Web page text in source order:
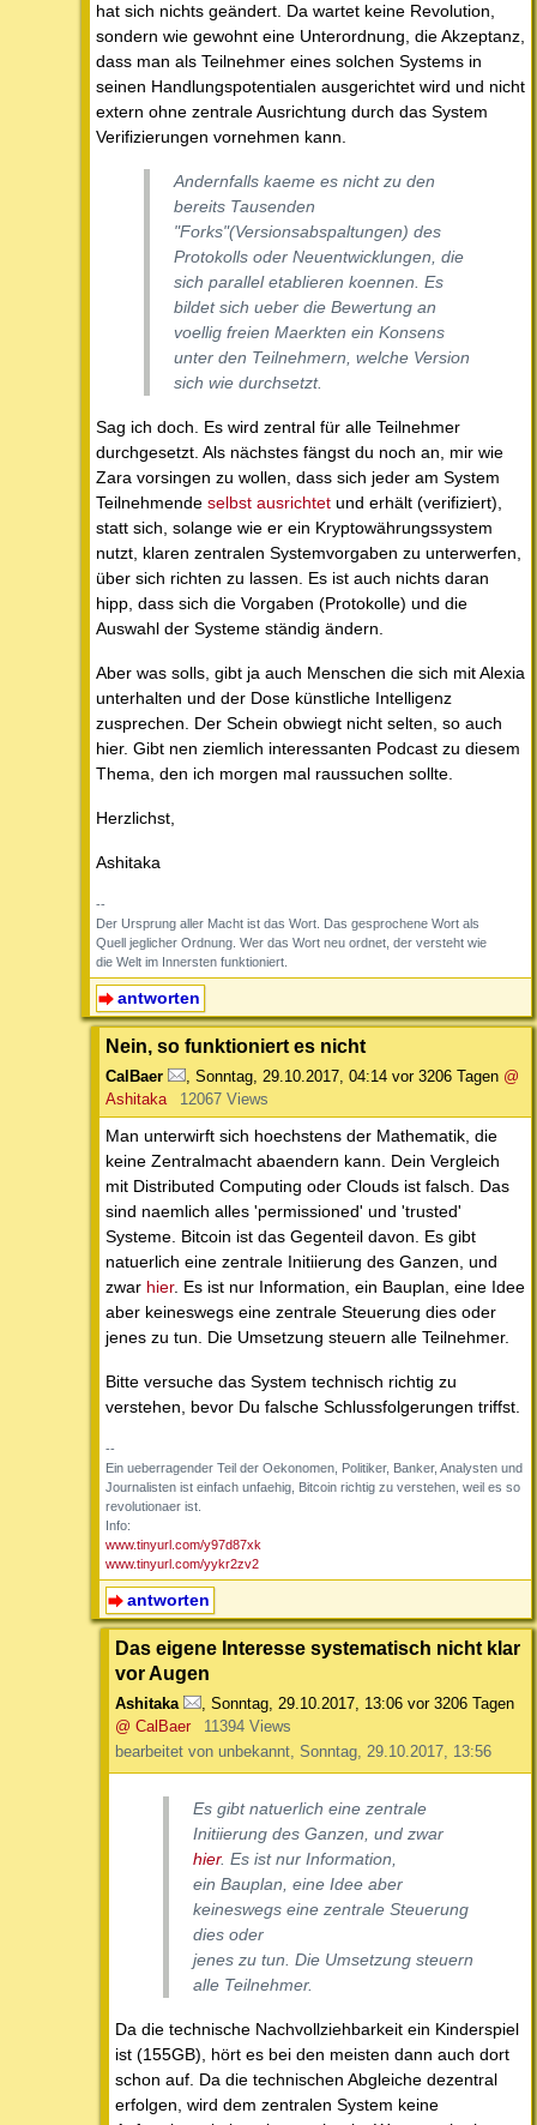
hat sich nichts geändert. Da wartet keine Revolution,
sondern wie gewohnt eine Unterordnung, die Akzeptanz,
dass man als Teilnehmer eines solchen Systems in
seinen Handlungspotentialen ausgerichtet wird und nicht
extern ohne zentrale Ausrichtung durch das System
Verifizierungen vornehmen kann.
Andernfalls kaeme es nicht zu den
bereits Tausenden
"Forks"(Versionsabspaltungen) des
Protokolls oder Neuentwicklungen, die
sich parallel etablieren koennen. Es
bildet sich ueber die Bewertung an
voellig freien Maerkten ein Konsens
unter den Teilnehmern, welche Version
sich wie durchsetzt.
Sag ich doch. Es wird zentral für alle Teilnehmer
durchgesetzt. Als nächstes fängst du noch an, mir wie
Zara vorsingen zu wollen, dass sich jeder am System
Teilnehmende selbst ausrichtet und erhält (verifiziert),
statt sich, solange wie er ein Kryptowährungssystem
nutzt, klaren zentralen Systemvorgaben zu unterwerfen,
über sich richten zu lassen. Es ist auch nichts daran
hipp, dass sich die Vorgaben (Protokolle) und die
Auswahl der Systeme ständig ändern.
Aber was solls, gibt ja auch Menschen die sich mit Alexia
unterhalten und der Dose künstliche Intelligenz
zusprechen. Der Schein obwiegt nicht selten, so auch
hier. Gibt nen ziemlich interessanten Podcast zu diesem
Thema, den ich morgen mal raussuchen sollte.
Herzlichst,
Ashitaka
--
Der Ursprung aller Macht ist das Wort. Das gesprochene Wort als
Quell jeglicher Ordnung. Wer das Wort neu ordnet, der versteht wie
die Welt im Innersten funktioniert.
antworten
Nein, so funktioniert es nicht
CalBaer Sonntag, 29.10.2017, 04:14 vor 3206 Tagen @
Ashitaka
12067 Views
Man unterwirft sich hoechstens der Mathematik, die
keine Zentralmacht abaendern kann. Dein Vergleich
mit Distributed Computing oder Clouds ist falsch. Das
sind naemlich alles 'permissioned' und 'trusted'
Systeme. Bitcoin ist das Gegenteil davon. Es gibt
natuerlich eine zentrale Initiierung des Ganzen, und
zwar hier. Es ist nur Information, ein Bauplan, eine Idee
aber keineswegs eine zentrale Steuerung dies oder
jenes zu tun. Die Umsetzung steuern alle Teilnehmer.
Bitte versuche das System technisch richtig zu
verstehen, bevor Du falsche Schlussfolgerungen triffst.
--
Ein ueberragender Teil der Oekonomen, Politiker, Banker, Analysten und
Journalisten ist einfach unfaehig, Bitcoin richtig zu verstehen, weil es so
revolutionaer ist.
Info:
www.tinyurl.com/y97d87xk
www.tinyurl.com/yykr2zv2
antworten
Das eigene Interesse systematisch nicht klar
vor Augen
Ashitaka Sonntag, 29.10.2017, 13:06 vor 3206 Tagen
@ CalBaer
11394 Views
bearbeitet von unbekannt, Sonntag, 29.10.2017, 13:56
Es gibt natuerlich eine zentrale
Initiierung des Ganzen, und zwar
hier. Es ist nur Information,
ein Bauplan, eine Idee aber
keineswegs eine zentrale Steuerung
dies oder
jenes zu tun. Die Umsetzung steuern
alle Teilnehmer.
Da die technische Nachvollziehbarkeit ein Kinderspiel
ist (155GB), hört es bei den meisten dann auch dort
schon auf. Da die technischen Abgleiche dezentral
erfolgen, wird dem zentralen System keine